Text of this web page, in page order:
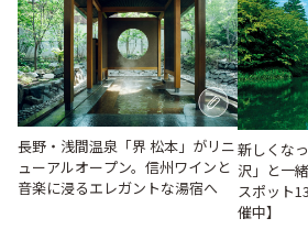
長野・浅間温泉「界 松本」がリニ
ューアルオープン。信州ワインと
音楽に浸るエレガントな湯宿へ
新しくな
沢」と一
スポット
催中】